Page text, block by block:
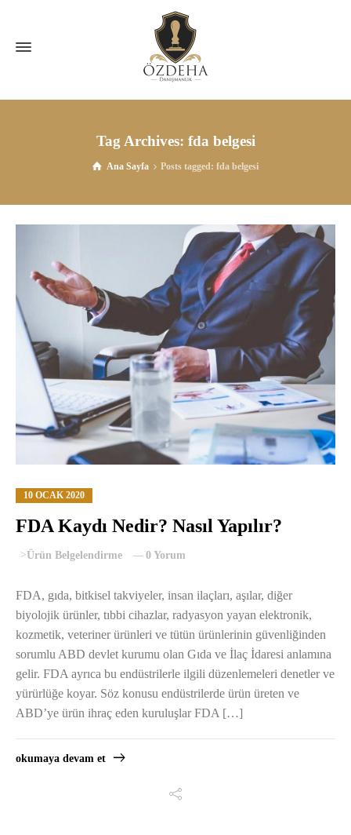
Tag Archives: fda belgesi
Ana Sayfa Posts tagged: fda belgesi
10 OCAK 2020
FDA Kaydı Nedir? Nasıl Yapılır?
>Ürün Belgelendirme 0 Yorum
FDA, gıda, bitkisel takviyeler, insan ilaçları, aşılar, diğer
biyolojik ürünler, tıbbi cihazlar, radyasyon yayan elektronik,
kozmetik, veteriner ürünleri ve tütün ürünlerinin güvenliğinden
sorumlu ABD devlet kurumu olan Gıda ve İlaç İdaresi anlamına
gelir. FDA ayrıca bu endüstrilerle ilgili düzenlemeleri denetler ve
yürürlüğe koyar. Söz konusu endüstrilerde ürün üreten ve
ABD’ye ürün ihraç eden kuruluşlar FDA […]
okumaya devam et